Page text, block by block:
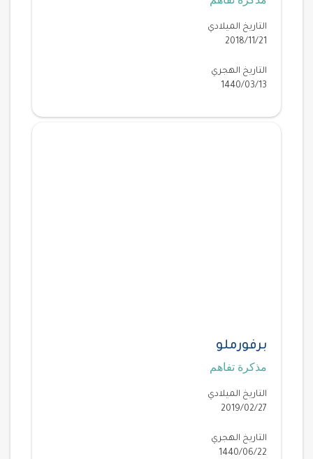
التاريخ الميلادي
2018/11/21
التاريخ الهجري
1440/03/13
برفورملو
مذكرة تفاهم
التاريخ الميلادي
2019/02/27
التاريخ الهجري
1440/06/22